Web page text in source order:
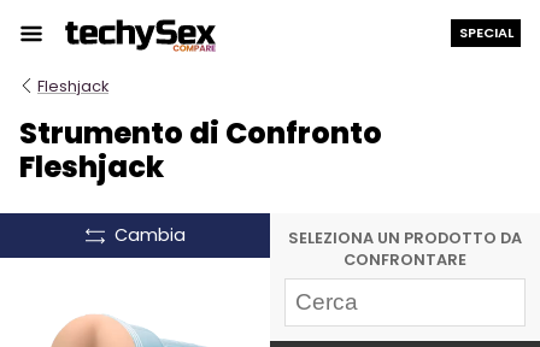
contenuto
SPECIAL
Fleshjack
Strumento di Confronto
Fleshjack
SELEZIONA UN PRODOTTO DA
CONFRONTARE
Cambia